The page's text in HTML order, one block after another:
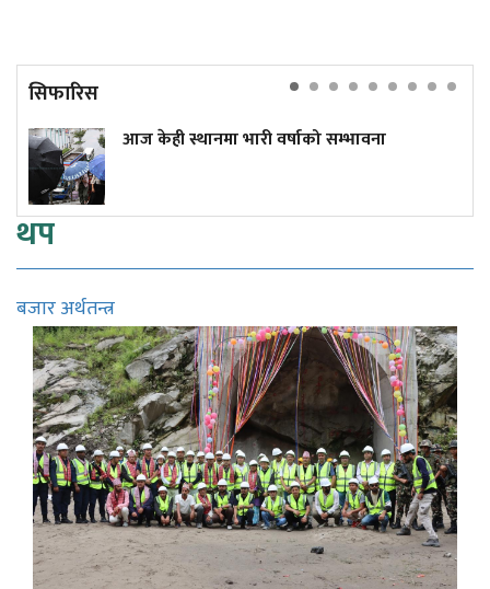
सिफारिस
आज केही स्थानमा भारी वर्षाको सम्भावना
थप
बजार अर्थतन्त्र